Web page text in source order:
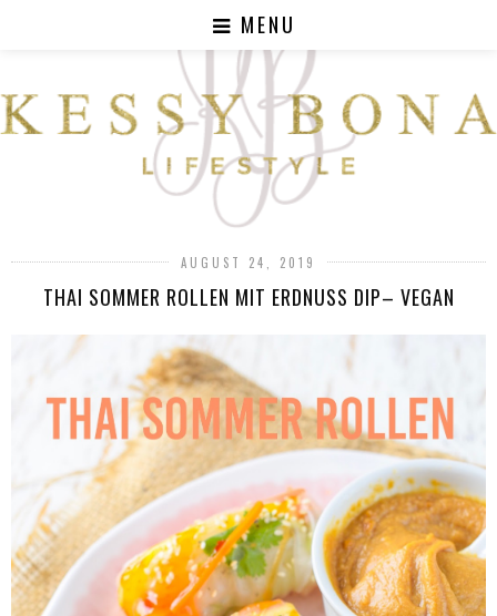
MENU
AUGUST 24, 2019
THAI SOMMER ROLLEN MIT ERDNUSS DIP– VEGAN